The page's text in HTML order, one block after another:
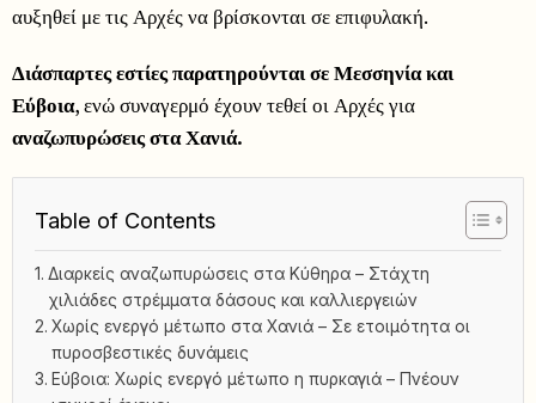
αυξηθεί με τις Αρχές να βρίσκονται σε επιφυλακή.
Διάσπαρτες εστίες παρατηρούνται σε Μεσσηνία και
Εύβοια, ενώ συναγερμό έχουν τεθεί οι Αρχές για
αναζωπυρώσεις στα Χανιά.
Table of Contents
Διαρκείς αναζωπυρώσεις στα Κύθηρα – Στάχτη
χιλιάδες στρέμματα δάσους και καλλιεργειών
Χωρίς ενεργό μέτωπο στα Χανιά – Σε ετοιμότητα οι
πυροσβεστικές δυνάμεις
Εύβοια: Χωρίς ενεργό μέτωπο η πυρκαγιά – Πνέουν